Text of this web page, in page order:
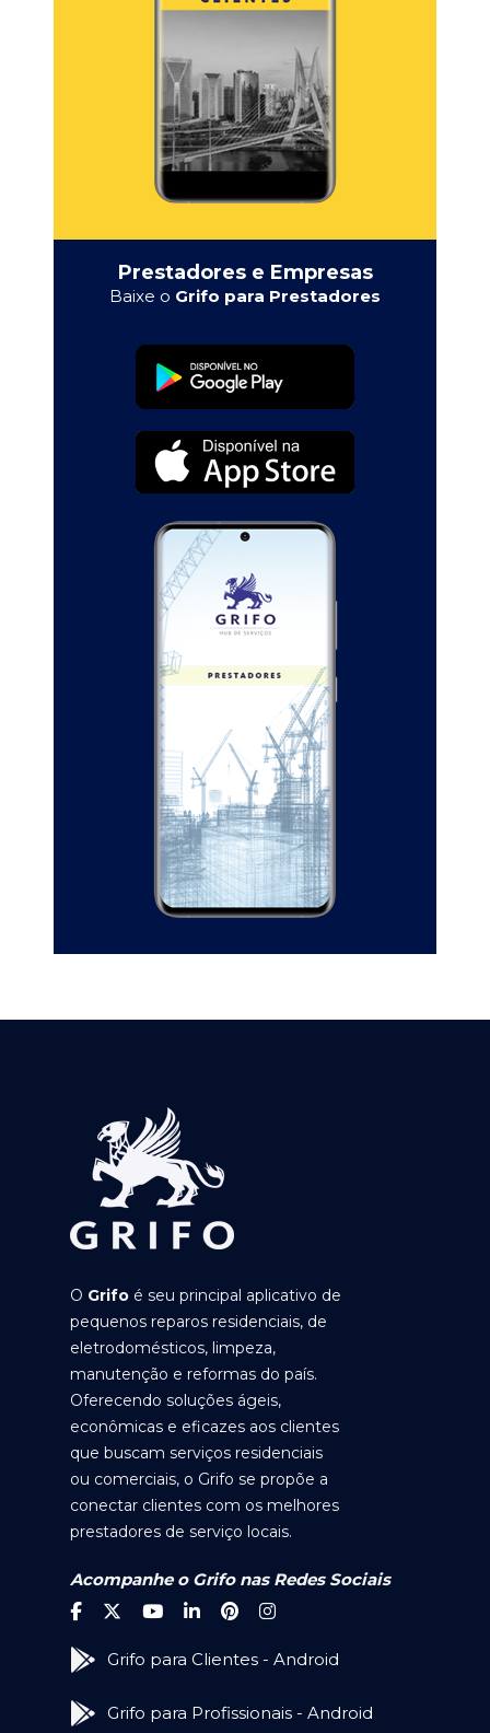
Prestadores e Empresas
Baixe o Grifo para Prestadores
O Grifo é seu principal aplicativo de
pequenos reparos residenciais, de
eletrodomésticos, limpeza,
manutenção e reformas do país.
Oferecendo soluções ágeis,
econômicas e eficazes aos clientes
que buscam serviços residenciais
ou comerciais, o Grifo se propõe a
conectar clientes com os melhores
prestadores de serviço locais.
Acompanhe o Grifo nas Redes Sociais
Grifo para Clientes - Android
Grifo para Profissionais - Android